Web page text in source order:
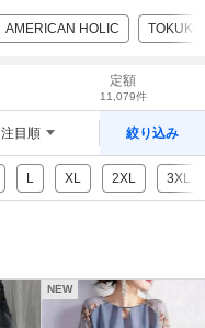
AMERICAN HOLIC
定額
11,079件
注目順 絞り込み
L XL 2XL 3XL
NEW